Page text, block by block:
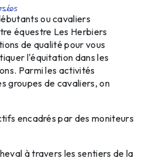
ou cavaliers
équestre Les Herbiers
de qualité pour vous
l'équitation dans les
Parmi les activités
groupes de cavaliers, on
encadrés par des moniteurs
à travers les sentiers de la